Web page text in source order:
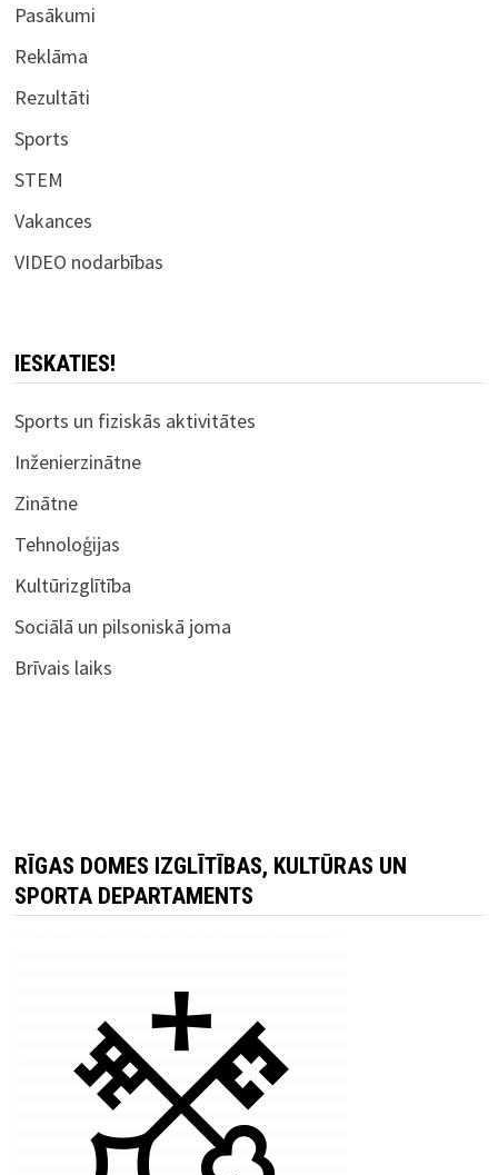
Pasākumi
Reklāma
Rezultāti
Sports
STEM
Vakances
VIDEO nodarbības
IESKATIES!
Sports un fiziskās aktivitātes
Inženierzinātne
Zinātne
Tehnoloģijas
Kultūrizglītība
Sociālā un pilsoniskā joma
Brīvais laiks
RĪGAS DOMES IZGLĪTĪBAS, KULTŪRAS UN
SPORTA DEPARTAMENTS